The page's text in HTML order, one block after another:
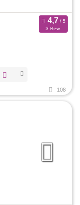
3 Bew.
108